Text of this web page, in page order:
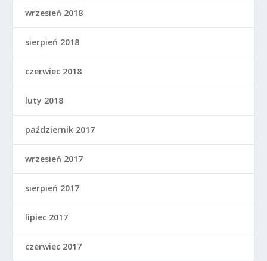
wrzesień 2018
sierpień 2018
czerwiec 2018
luty 2018
październik 2017
wrzesień 2017
sierpień 2017
lipiec 2017
czerwiec 2017